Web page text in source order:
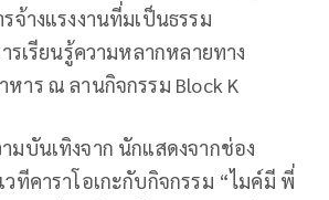
จ้างแรงงานที่มเป็นธรรม
รเรียนรู้ความหลากหลายทาง
าร ณ ลานกิจกรรม Block K
มบันเทิงจาก นักแสดงจากช่อง
วทีคาราโอเกะกับกิจกรรม “ไมค์มี พี่